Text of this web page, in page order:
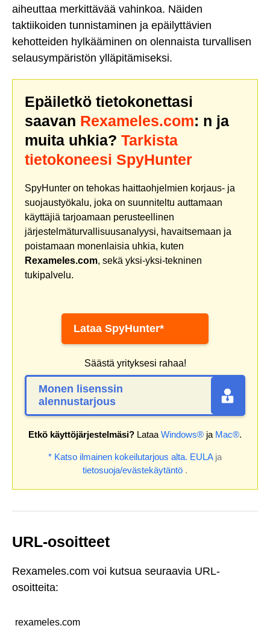
aiheuttaa merkittävää vahinkoa. Näiden
taktiikoiden tunnistaminen ja epäilyttävien
kehotteiden hylkääminen on olennaista turvallisen
selausympäristön ylläpitämiseksi.
Epäiletkö tietokonettasi
saavan Rexameles.com: n ja
muita uhkia? Tarkista
tietokoneesi SpyHunter
SpyHunter on tehokas haittaohjelmien korjaus- ja
suojaustyökalu, joka on suunniteltu auttamaan
käyttäjiä tarjoamaan perusteellinen
järjestelmäturvallisuusanalyysi, havaitsemaan ja
poistamaan monenlaisia uhkia, kuten
Rexameles.com, sekä yksi-yksi-tekninen
tukipalvelu.
Lataa SpyHunter*
Säästä yrityksesi rahaa!
Monen lisenssin
alennustarjous
Etkö käyttöjärjestelmäsi? Lataa Windows® ja Mac®.
* Katso ilmainen kokeilutarjous alta. EULAja
tietosuoja/evästekäytäntö .
URL-osoitteet
Rexameles.com voi kutsua seuraavia URL-
osoitteita:
rexameles.com